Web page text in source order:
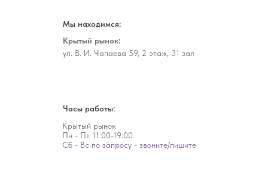
Крытый рынок:
ул. В. И. Чапаева 59, 2 этаж, 31 зал
Мы находимся:
Крытый рынок
Пн - Пт 11:00-19:00
Сб - Вс по запросу - звоните/пишите
Часы работы: